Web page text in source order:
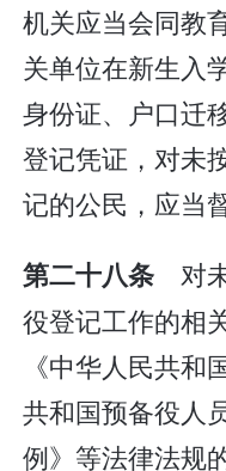
机关应当会同教
关单位在新生入
身份证、户口迁
登记凭证，对未
记的公民，应当
第二十八条对
役登记工作的相
《中华人民共和
共和国预备役人
例》等法律法规